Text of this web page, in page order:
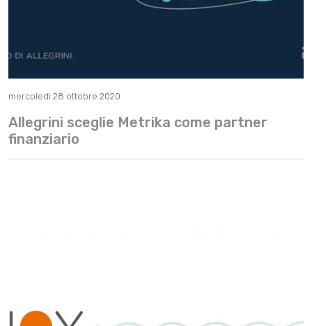
mercoledì 28 ottobre 2020
Allegrini sceglie Metrika come partner
finanziario